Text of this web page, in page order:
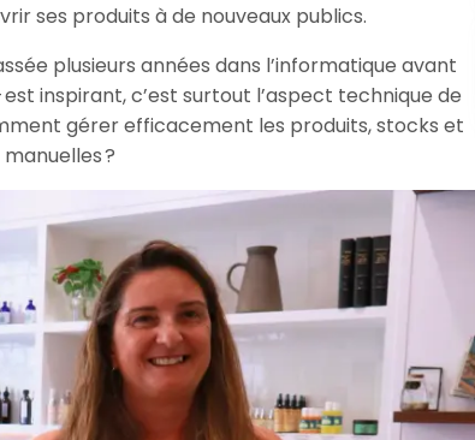
ses produits à de nouveaux publics.
plusieurs années dans l’informatique avant
inspirant, c’est surtout l’aspect technique de
gérer efficacement les produits, stocks et
?